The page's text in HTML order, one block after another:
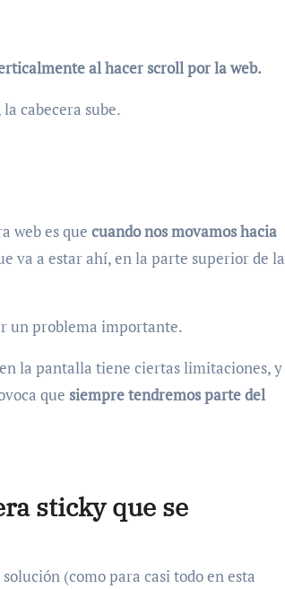
al hacer scroll por la web.
cabecera sube.
web es que cuando nos movamos hacia
va a estar ahí, en la parte superior de la
un problema importante.
la pantalla tiene ciertas limitaciones, y
que siempre tendremos parte del
sticky que se
(como para casi todo en esta